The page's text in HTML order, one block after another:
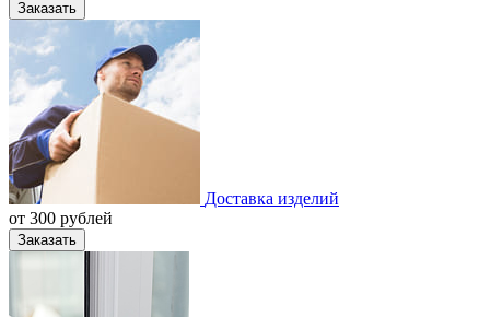
Заказать
Доставка изделий
от 300 рублей
Заказать